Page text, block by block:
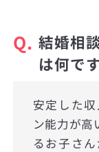
Q. 結婚相
は何で
安定した
ン能力が高
るお子さ